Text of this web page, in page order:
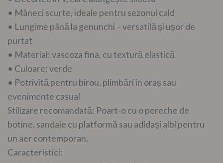
• Mâneci scurte, ideale pentru sezonul cald
• Lungime până la genunchi – versatilă și ușor de
purtat
• Material: vascoza fina, cu textură elastică
• Culoare: verde
• Potrivită pentru birou, plimbări în oraș sau
evenimente casual
Stilizare recomandată: Poart-o cu o pereche de
botine, sandale cu platformă sau adidași albi pentru
un aer contemporan.
Caracteristici: